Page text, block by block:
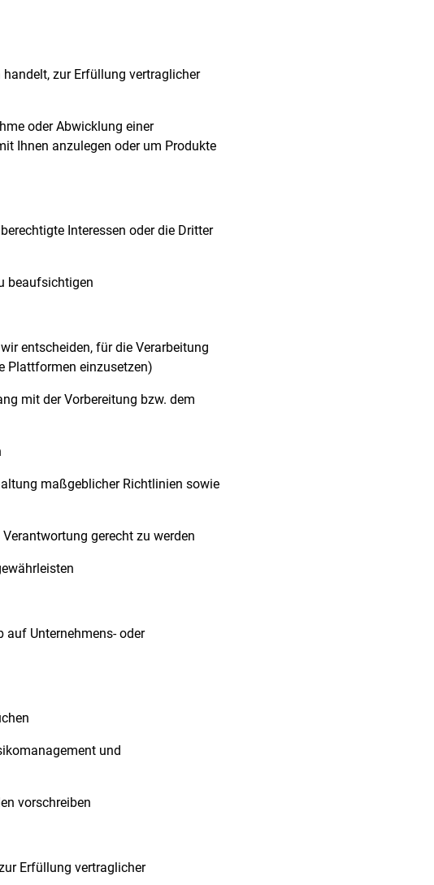
zur Erfüllung vertraglicher
oder Abwicklung einer
Ihnen anzulegen oder um Produkte
Interessen oder die Dritter
beaufsichtigen
entscheiden, für die Verarbeitung
Plattformen einzusetzen)
mit der Vorbereitung bzw. dem
maßgeblicher Richtlinien sowie
gerecht zu werden
auf Unternehmens- oder
und
vorschreiben
Erfüllung vertraglicher